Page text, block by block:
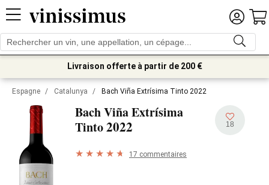
Livraison offerte à partir de 200 €
Espagne / Catalunya / Bach Viña Extrísima Tinto 2022
Bach Viña Extrísima
Tinto2022 18
17 commentaires